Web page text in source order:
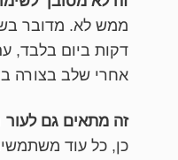
ממש לא. מדובר
דקות ביום בלבד,
אחרי שלב בצורה
זה מתאים גם לעור
כן, כל עוד